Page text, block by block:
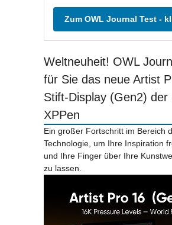
Zum OWL Journal Test -
Weltneuheit! OWL
für Sie das neue Artist
Stift-Display (Gen2) der
XPPen
Ein großer Fortschritt im Bereich
Technologie, um Ihre Inspiration
und Ihre Finger über Ihre
zu lassen.